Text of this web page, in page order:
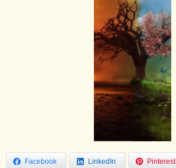
Facebook LinkedIn Pinterest